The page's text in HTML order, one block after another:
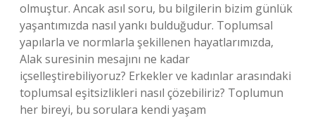
olmuştur. Ancak asıl soru, bu bilgilerin bizim günlük
yaşantımızda nasıl yankı bulduğudur. Toplumsal
yapılarla ve normlarla şekillenen hayatlarımızda,
Alak suresinin mesajını ne kadar
içselleştirebiliyoruz? Erkekler ve kadınlar arasındaki
toplumsal eşitsizlikleri nasıl çözebiliriz? Toplumun
her bireyi, bu sorulara kendi yaşam